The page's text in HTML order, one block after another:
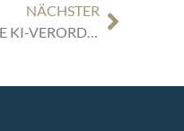
NÄCHSTER
DIE KI-VERORDNUNG: NEUE ANFORDERUNGEN AB DEM 2. FEBRUAR 2025